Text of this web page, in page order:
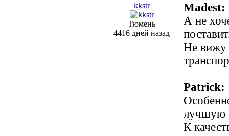
kkstr
Тюмень
4416 дней назад
Madest:
А не
Не вижу
Patrick:
лучшую
К